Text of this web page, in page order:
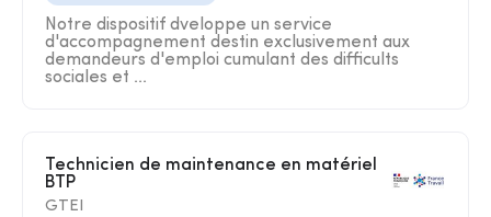
Notre dispositif dveloppe un service
d'accompagnement destin exclusivement aux
demandeurs d'emploi cumulant des difficults
sociales et ...
BTP
GTEI